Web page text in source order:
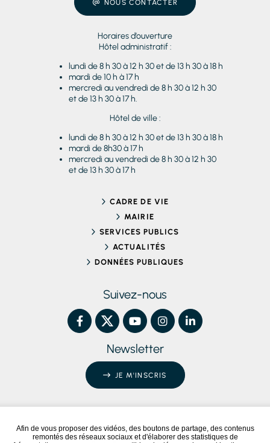
Afin de vous proposer des vidéos, des boutons de partage, des contenus
remontés des réseaux sociaux et d'élaborer des statistiques de
NOUS CONTACTER
Horaires d’ouverture
Hôtel administratif :
lundi de 8 h 30 à 12 h 30 et de 13 h 30 à 18 h
mardi de 10 h à 17 h
mercredi au vendredi de 8 h 30 à 12 h 30
et de 13 h 30 à 17 h.
Hôtel de ville :
lundi de 8 h 30 à 12 h 30 et de 13 h 30 à 18 h
mardi de 8h30 à 17 h
mercredi au vendredi de 8 h 30 à 12 h 30
et de 13 h 30 à 17 h
CADRE DE VIE
MAIRIE
SERVICES PUBLICS
ACTUALITÉS
DONNÉES PUBLIQUES
Suivez-nous
Newsletter
JE M'INSCRIS
Conformité RGAA